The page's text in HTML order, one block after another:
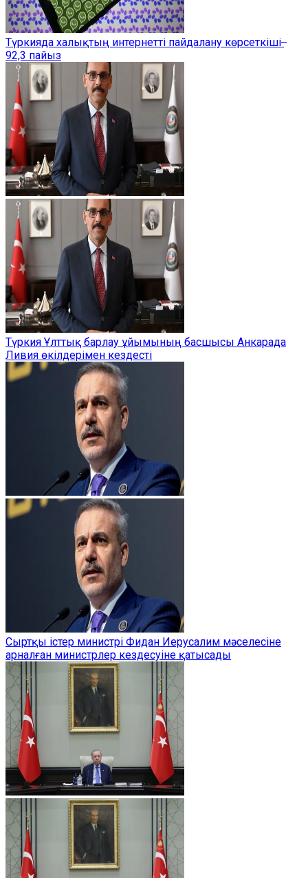
Түркияда халықтың интернетті пайдалану көрсеткіші ̶
92,3 пайыз
Түркия Ұлттық барлау ұйымының басшысы Анкарада
Ливия өкілдерімен кездесті
Сыртқы істер министрі Фидан Иерусалим мәселесіне
арналған министрлер кездесуіне қатысады